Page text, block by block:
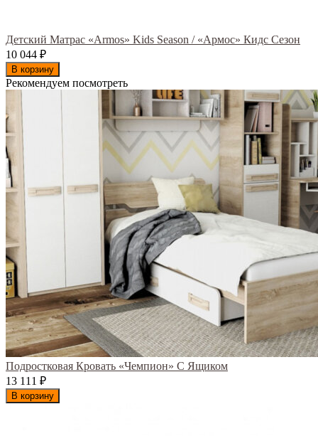
Детский Матрас «Armos» Kids Season / «Армос» Кидс Сезон
10 044 ₽
В корзину
Рекомендуем посмотреть
Подростковая Кровать «Чемпион» С Ящиком
13 111
₽
В корзину